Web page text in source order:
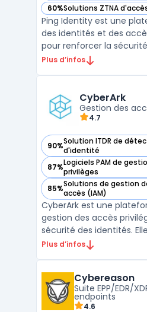
60%Solutions ZTNA
— voir Ping Identity dans
Ping Identity est une
des identités et des
pour renforcer la
tout en simplifiant
propose des
comm ...
Plus d’infos
CyberArk
Gestion des
4.7
90%Solution ITDR de
d'identité
— voir CyberArk dans cette
87%Logiciels PAM de
privilèges
— voir CyberArk dans cette
85%Solutions de gestion
accès (IAM)
— voir CyberArk dans cette
CyberArk est une
gestion des accès
sécurité des identités.
protéger les comptes
sophistiquées. Avec sa
Access Manager, Cy ...
Plus d’infos
Cybereason
Suite EPP/EDR/
endpoints
4.6